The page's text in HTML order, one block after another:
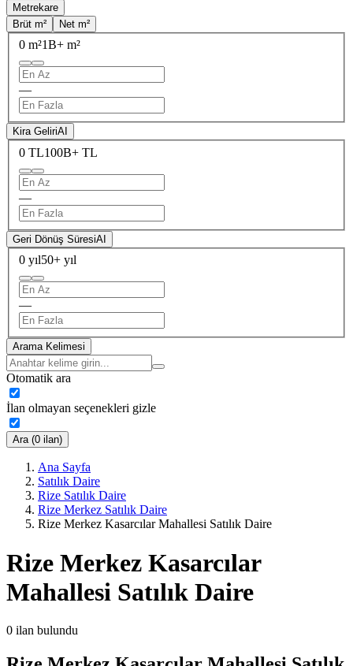
Metrekare
Brüt m²
Net m²
0 m²1B+ m²
—
Kira GeliriAI
0 TL100B+ TL
—
Geri Dönüş SüresiAI
0 yıl50+ yıl
—
Arama Kelimesi
Otomatik ara
İlan olmayan seçenekleri gizle
Ara (0 ilan)
Ana Sayfa
Satılık Daire
Rize Satılık Daire
Rize Merkez Satılık Daire
Rize Merkez Kasarcılar Mahallesi Satılık Daire
Rize Merkez Kasarcılar
Mahallesi Satılık Daire
0 ilan bulundu